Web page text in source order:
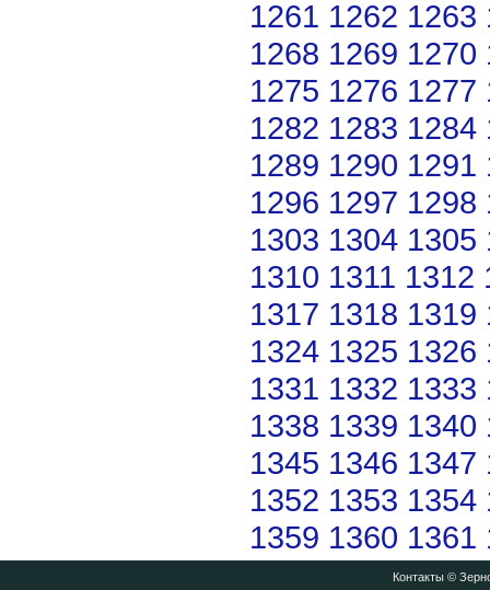
1261 1262 1263
1268 1269 1270
1275 1276 1277
1282 1283 1284
1289 1290 1291
1296 1297 1298
1303 1304 1305
1310 1311 1312
1317 1318 1319
1324 1325 1326
1331 1332 1333
1338 1339 1340
1345 1346 1347
1352 1353 1354
1359 1360 1361
Контакты©